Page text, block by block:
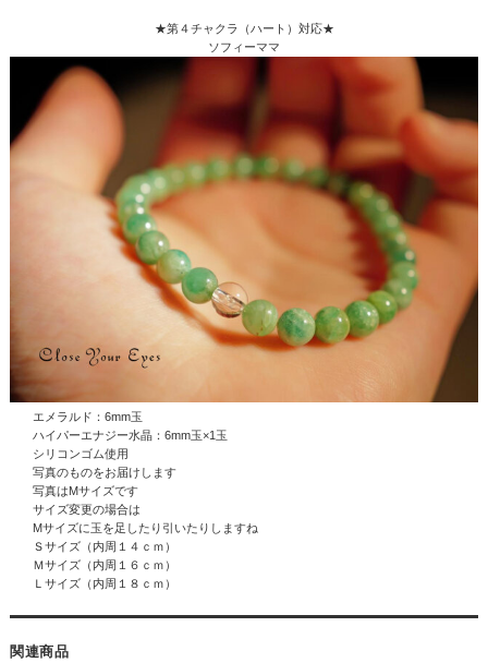
★第４チャクラ（ハート）対応★
ソフィーママ
エメラルド：6mm玉
ハイパーエナジー水晶 ：6mm玉×1玉
シリコンゴム使用
写真のものをお届けします
写真はMサイズです
サイズ変更の場合は
Mサイズに玉を足したり引いたりしますね
Ｓサイズ（内周１４ｃｍ）
Ｍサイズ（内周１６ｃｍ）
Ｌサイズ（内周１８ｃｍ）
関連商品